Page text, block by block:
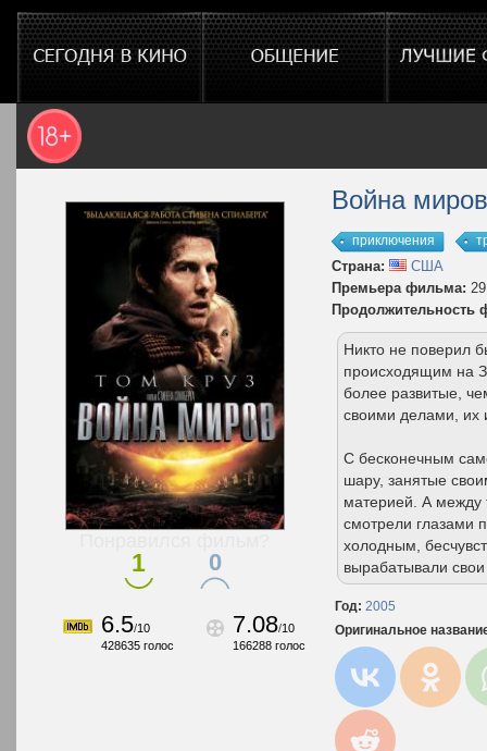
1 0
6.5/10
428635 голос
7.08/10
166288 голос
Война миров
приключения
Страна:
США
Премьера фильма:
Продолжительность
Никто не поверил
происходящим на
более развитые,
своими делами, их
С бесконечным
шару, занятые
материей. А между
смотрели глазами
холодным,
вырабатывали
Год: 2005
Оригинальное